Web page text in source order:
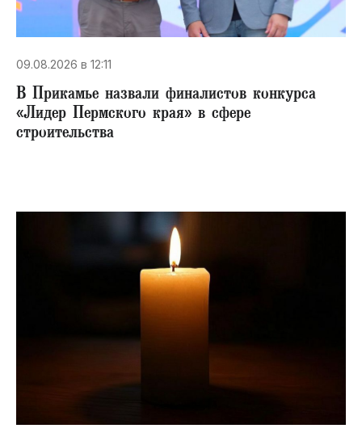
09.08.2026 в 12:11
В Прикамье назвали финалистов конкурса
«Лидер Пермского края» в сфере
строительства